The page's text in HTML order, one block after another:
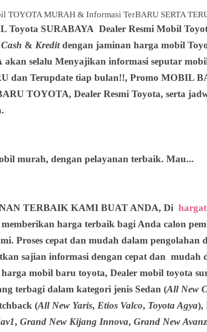
TOYOTA MURAH & Informasi TerBARU SERTA
Toyota SURABAYA Dealer Resmi Mobil
Cash & Kreditdengan jaminan harga mobil
akan selalu Menyajikan informasi seputar
dan Terupdate tiap bulan!!, Promo MOBIL
TOYOTA, Dealer Resmi Toyota, serta
murah, dengan pelayanan terbaik. Mau...
TERBAIK KAMI BUAT ANDA, Di
memberikan harga terbaik bagi Anda calon
Proses cepat dan mudah dalam
sajian informasi dengan cepat dan
mobil baru toyota, Dealer mobil toyota
terbagi dalam kategori jenis Sedan (All New
(All New Yaris, Etios Valco, Toyota Agya),
, Grand New Kijang Innova, Grand New